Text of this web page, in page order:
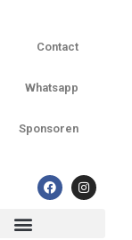
Contact
Whatsapp
Sponsoren